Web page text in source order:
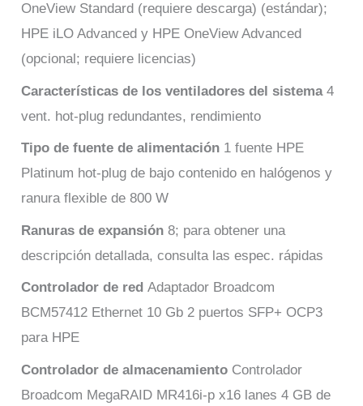
OneView Standard (requiere descarga) (estándar);
HPE iLO Advanced y HPE OneView Advanced
(opcional; requiere licencias)
Características de los ventiladores del sistema4
vent. hot-plug redundantes, rendimiento
Tipo de fuente de alimentación 1 fuente HPE
Platinum hot-plug de bajo contenido en halógenos y
ranura flexible de 800 W
Ranuras de expansión8; para obtener una
descripción detallada, consulta las espec. rápidas
Controlador de redAdaptador Broadcom
BCM57412 Ethernet 10 Gb 2 puertos SFP+ OCP3
para HPE
Controlador de almacenamiento Controlador
Broadcom MegaRAID MR416i-p x16 lanes 4 GB de